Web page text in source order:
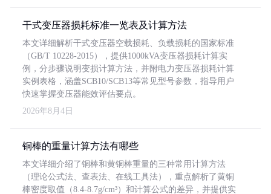
干式变压器损耗标准一览表及计算方法
本文详细解析干式变压器空载损耗、负载损耗的国家标准
（GB/T 10228-2015），提供1000kVA变压器损耗计算实
例，分步骤说明变损计算方法，并附电力变压器损耗计算
实例表格，涵盖SCB10/SCB13等常见型号参数，指导用户
快速掌握变压器能效评估要点。
2026年8月4日
铜棒的重量计算方法有哪些
本文详细介绍了铜棒和黄铜棒重量的三种常用计算方法
（理论公式法、查表法、在线工具法），重点解析了黄铜
棒密度取值（8.4-8.7g/cm³）和计算公式的差异，并提供实